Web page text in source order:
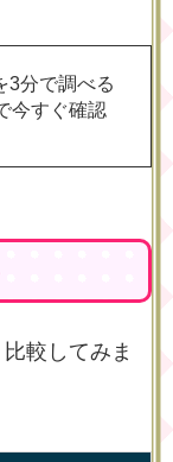
3分で調べる
今すぐ確認
較してみま